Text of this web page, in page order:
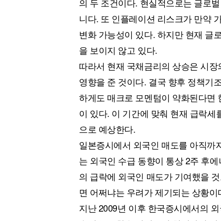
니다. 또 인플레이션 리스크가 만약
변화 가능성이 있다. 하지만 현재 글
을 보이지 않고 있다.
따라서 현재 국채금리의 상승은 시
영향을 준 것이다. 결국 향후 정책기
하게도 매크로 모멘텀이 약화된다면
이 있다. 이 기간에 맞춰 현재 급락
으로 예상한다.
일본증시에서 외국인 매도를 아직
는 외국인 수급 동향이 통상 2주 후
의 급락에 외국인 매도가 기여했을
면 어쩌냐는 우려가 제기되는 상황이
지난 2009년 이후 한국증시에서의